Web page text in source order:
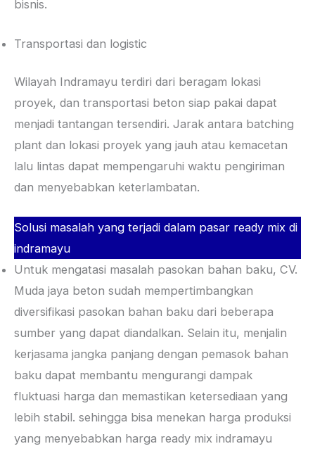
bisnis.
Transportasi dan logistic
Wilayah Indramayu terdiri dari beragam lokasi
proyek, dan transportasi beton siap pakai dapat
menjadi tantangan tersendiri. Jarak antara batching
plant dan lokasi proyek yang jauh atau kemacetan
lalu lintas dapat mempengaruhi waktu pengiriman
dan menyebabkan keterlambatan.
Solusi masalah yang terjadi dalam pasar ready mix di
indramayu
Untuk mengatasi masalah pasokan bahan baku, CV.
Muda jaya beton sudah mempertimbangkan
diversifikasi pasokan bahan baku dari beberapa
sumber yang dapat diandalkan. Selain itu, menjalin
kerjasama jangka panjang dengan pemasok bahan
baku dapat membantu mengurangi dampak
fluktuasi harga dan memastikan ketersediaan yang
lebih stabil. sehingga bisa menekan harga produksi
yang menyebabkan harga ready mix indramayu